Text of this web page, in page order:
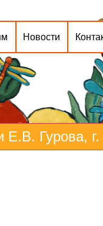
Новости
Е.В. Гурова,